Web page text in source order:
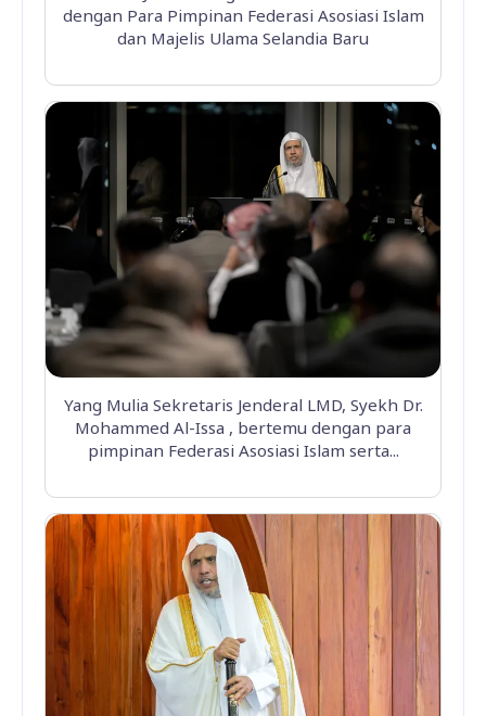
dengan Para Pimpinan Federasi Asosiasi Islam
dan Majelis Ulama Selandia Baru
Yang Mulia Sekretaris Jenderal LMD, Syekh Dr.
Mohammed Al-Issa , bertemu dengan para
pimpinan Federasi Asosiasi Islam serta...